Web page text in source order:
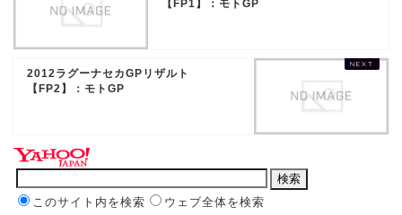
【FP1】：モトGP
2012ラグーナセカGPリザルト
【FP2】：モトGP
このサイト内を検索 ウェブ全体を検索